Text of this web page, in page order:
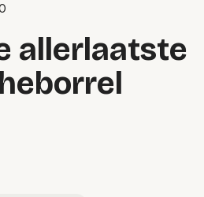
allerlaatste